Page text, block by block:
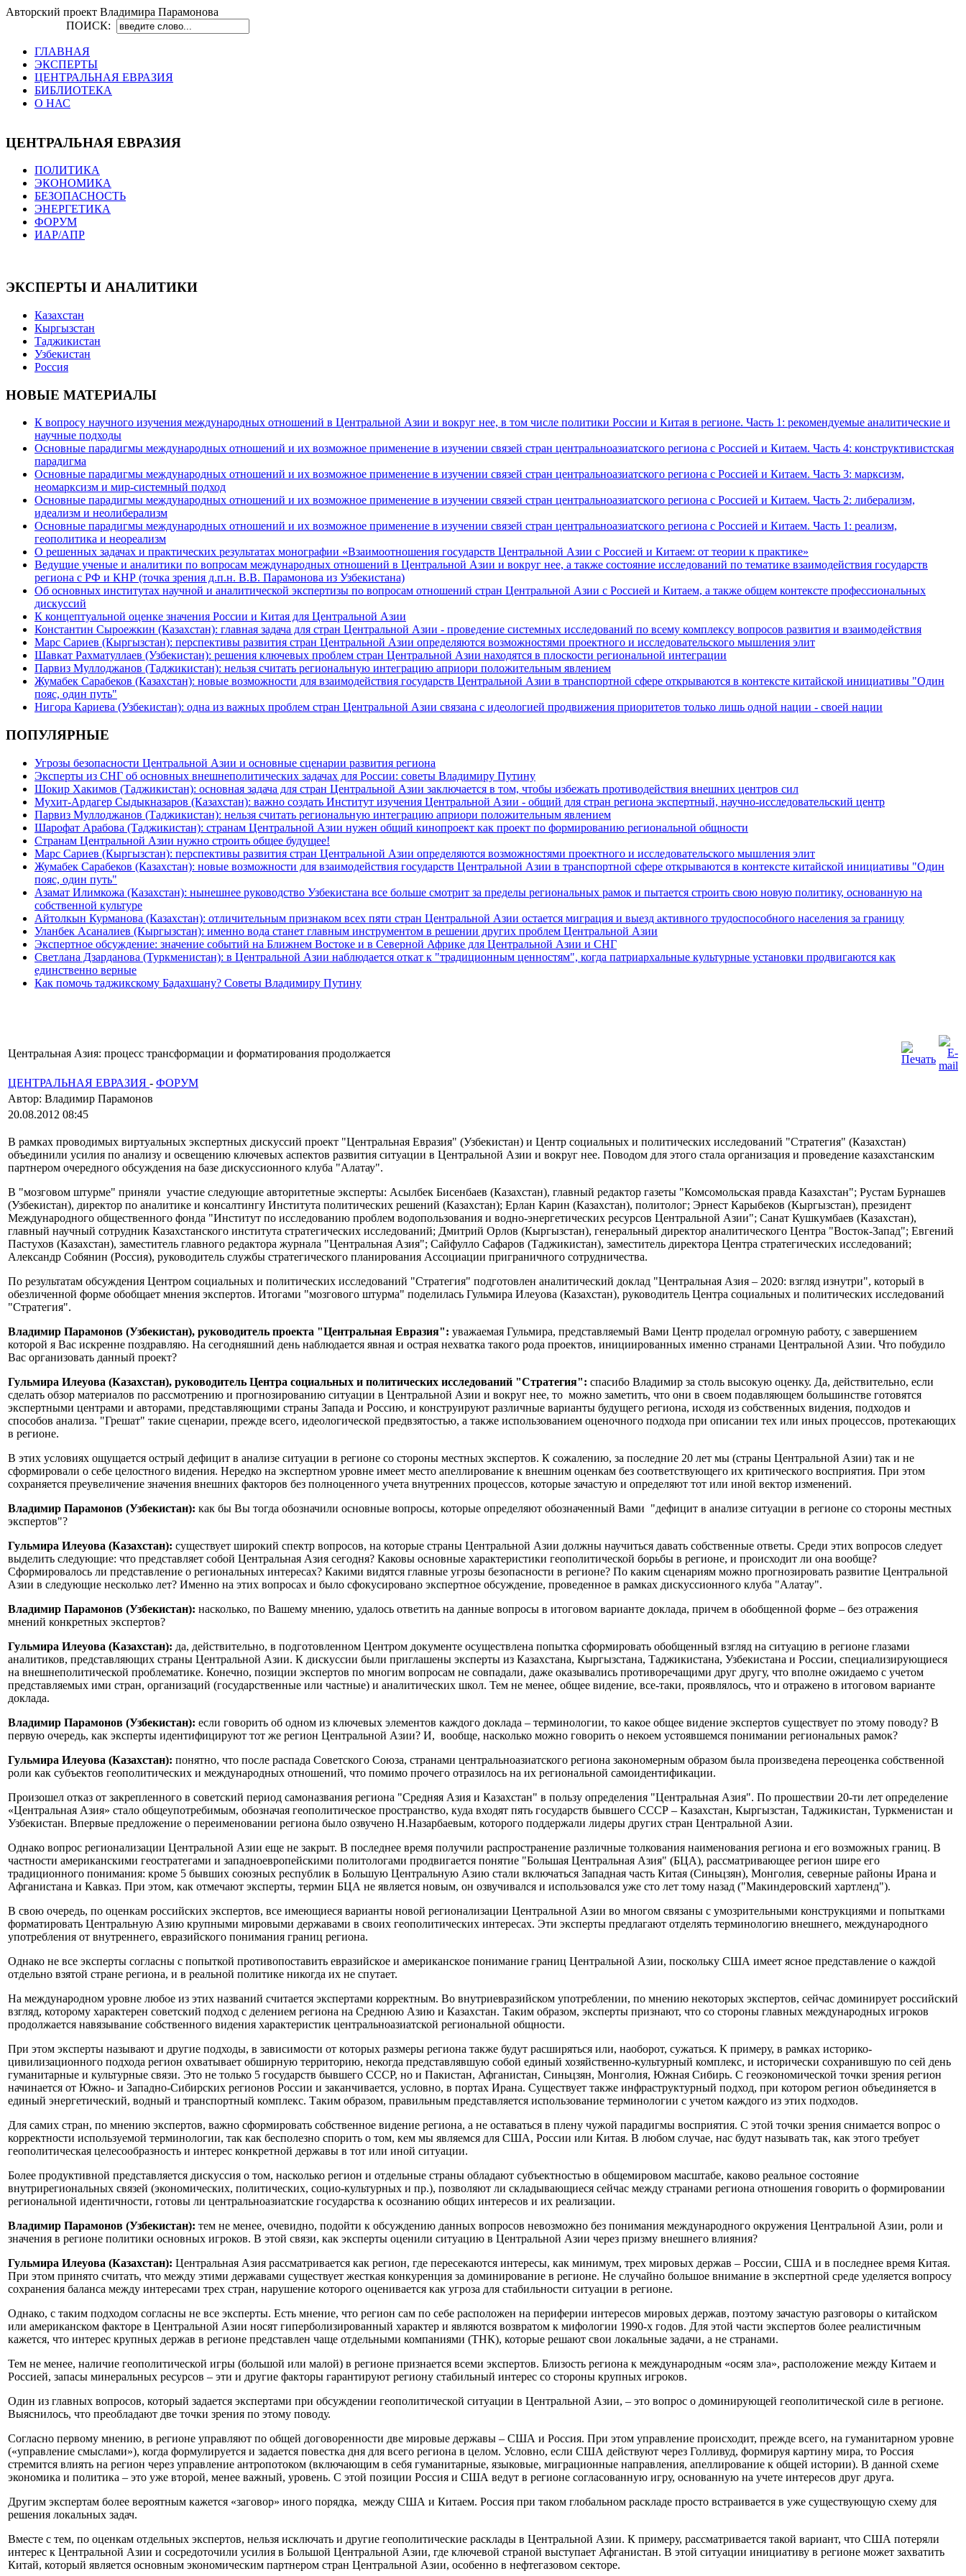
Авторский проект Владимира Парамонова
ПОИСК:
ГЛАВНАЯ
ЭКСПЕРТЫ
ЦЕНТРАЛЬНАЯ ЕВРАЗИЯ
БИБЛИОТЕКА
О НАС
ЦЕНТРАЛЬНАЯ ЕВРАЗИЯ
ПОЛИТИКА
ЭКОНОМИКА
БЕЗОПАСНОСТЬ
ЭНЕРГЕТИКА
ФОРУМ
ИАР/АПР
ЭКСПЕРТЫ И АНАЛИТИКИ
Казахстан
Кыргызстан
Таджикистан
Узбекистан
Россия
НОВЫЕ МАТЕРИАЛЫ
К вопросу научного изучения международных отношений в Центральной Азии и вокруг нее, в том числе политики России и Китая в регионе. Часть 1: рекомендуемые аналитические и
научные подходы
Основные парадигмы международных отношений и их возможное применение в изучении связей стран центральноазиатского региона с Россией и Китаем. Часть 4: конструктивистская
парадигма
Основные парадигмы международных отношений и их возможное применение в изучении связей стран центральноазиатского региона с Россией и Китаем. Часть 3: марксизм,
неомарксизм и мир-системный подход
Основные парадигмы международных отношений и их возможное применение в изучении связей стран центральноазиатского региона с Россией и Китаем. Часть 2: либерализм,
идеализм и неолиберализм
Основные парадигмы международных отношений и их возможное применение в изучении связей стран центральноазиатского региона с Россией и Китаем. Часть 1: реализм,
геополитика и неореализм
О решенных задачах и практических результатах монографии «Взаимоотношения государств Центральной Азии с Россией и Китаем: от теории к практике»
Ведущие ученые и аналитики по вопросам международных отношений в Центральной Азии и вокруг нее, а также состояние исследований по тематике взаимодействия государств
региона с РФ и КНР (точка зрения д.п.н. В.В. Парамонова из Узбекистана)
Об основных институтах научной и аналитической экспертизы по вопросам отношений стран Центральной Азии с Россией и Китаем, а также общем контексте профессиональных
дискуссий
К концептуальной оценке значения России и Китая для Центральной Азии
Константин Сыроежкин (Казахстан): главная задача для стран Центральной Азии - проведение системных исследований по всему комплексу вопросов развития и взаимодействия
Марс Сариев (Кыргызстан): перспективы развития стран Центральной Азии определяются возможностями проектного и исследовательского мышления элит
Шавкат Рахматуллаев (Узбекистан): решения ключевых проблем стран Центральной Азии находятся в плоскости региональной интеграции
Парвиз Муллоджанов (Таджикистан): нельзя считать региональную интеграцию априори положительным явлением
Жумабек Сарабеков (Казахстан): новые возможности для взаимодействия государств Центральной Азии в транспортной сфере открываются в контексте китайской инициативы "Один
пояс, один путь"
Нигора Кариева (Узбекистан): одна из важных проблем стран Центральной Азии связана с идеологией продвижения приоритетов только лишь одной нации - своей нации
ПОПУЛЯРНЫЕ
Угрозы безопасности Центральной Азии и основные сценарии развития региона
Эксперты из СНГ об основных внешнеполитических задачах для России: советы Владимиру Путину
Шокир Хакимов (Таджикистан): основная задача для стран Центральной Азии заключается в том, чтобы избежать противодействия внешних центров сил
Мухит-Ардагер Сыдыкназаров (Казахстан): важно создать Институт изучения Центральной Азии - общий для стран региона экспертный, научно-исследовательский центр
Парвиз Муллоджанов (Таджикистан): нельзя считать региональную интеграцию априори положительным явлением
Шарофат Арабова (Таджикистан): странам Центральной Азии нужен общий кинопроект как проект по формированию региональной общности
Странам Центральной Азии нужно строить общее будущее!
Марс Сариев (Кыргызстан): перспективы развития стран Центральной Азии определяются возможностями проектного и исследовательского мышления элит
Жумабек Сарабеков (Казахстан): новые возможности для взаимодействия государств Центральной Азии в транспортной сфере открываются в контексте китайской инициативы "Один
пояс, один путь"
Азамат Илимкожа (Казахстан): нынешнее руководство Узбекистана все больше смотрит за пределы региональных рамок и пытается строить свою новую политику, основанную на
собственной культуре
Айтолкын Курманова (Казахстан): отличительным признаком всех пяти стран Центральной Азии остается миграция и выезд активного трудоспособного населения за границу
Уланбек Асаналиев (Кыргызстан): именно вода станет главным инструментом в решении других проблем Центральной Азии
Экспертное обсуждение: значение событий на Ближнем Востоке и в Северной Африке для Центральной Азии и СНГ
Светлана Дзарданова (Туркменистан): в Центральной Азии наблюдается откат к "традиционным ценностям", когда патриархальные культурные установки продвигаются как
единственно верные
Как помочь таджикскому Бадахшану? Советы Владимиру Путину
Центральная Азия: процесс трансформации и форматирования продолжается
ЦЕНТРАЛЬНАЯ ЕВРАЗИЯ - ФОРУМ
Автор: Владимир Парамонов
20.08.2012 08:45
В рамках проводимых виртуальных экспертных дискуссий проект "Центральная Евразия" (Узбекистан) и Центр социальных и политических исследований "Стратегия" (Казахстан)
объединили усилия по анализу и освещению ключевых аспектов развития ситуации в Центральной Азии и вокруг нее. Поводом для этого стала организация и проведение казахстанским
партнером очередного обсуждения на базе дискуссионного клуба "Алатау".
В "мозговом штурме" приняли участие следующие авторитетные эксперты: Асылбек Бисенбаев (Казахстан), главный редактор газеты "Комсомольская правда Казахстан"; Рустам Бурнашев
(Узбекистан), директор по аналитике и консалтингу Института политических решений (Казахстан); Ерлан Карин (Казахстан), политолог; Эрнест Карыбеков (Кыргызстан), президент
Международного общественного фонда "Институт по исследованию проблем водопользования и водно-энергетических ресурсов Центральной Азии"; Санат Кушкумбаев (Казахстан),
главный научный сотрудник Казахстанского института стратегических исследований; Дмитрий Орлов (Кыргызстан), генеральный директор аналитического Центра "Восток-Запад"; Евгений
Пастухов (Казахстан), заместитель главного редактора журнала "Центральная Азия"; Сайфулло Сафаров (Таджикистан), заместитель директора Центра стратегических исследований;
Александр Собянин (Россия), руководитель службы стратегического планирования Ассоциации приграничного сотрудничества.
По результатам обсуждения Центром социальных и политических исследований "Стратегия" подготовлен аналитический доклад "Центральная Азия – 2020: взгляд изнутри", который в
обезличенной форме обобщает мнения экспертов. Итогами "мозгового штурма" поделилась Гульмира Илеуова (Казахстан), руководитель Центра социальных и политических исследований
"Стратегия".
Владимир Парамонов (Узбекистан), руководитель проекта "Центральная Евразия": уважаемая Гульмира, представляемый Вами Центр проделал огромную работу, с завершением
которой я Вас искренне поздравляю. На сегодняшний день наблюдается явная и острая нехватка такого рода проектов, инициированных именно странами Центральной Азии. Что побудило
Вас организовать данный проект?
Гульмира Илеуова (Казахстан), руководитель Центра социальных и политических исследований "Стратегия": спасибо Владимир за столь высокую оценку. Да, действительно, если
сделать обзор материалов по рассмотрению и прогнозированию ситуации в Центральной Азии и вокруг нее, то можно заметить, что они в своем подавляющем большинстве готовятся
экспертными центрами и авторами, представляющими страны Запада и Россию, и конструируют различные варианты будущего региона, исходя из собственных видения, подходов и
способов анализа. "Грешат" такие сценарии, прежде всего, идеологической предвзятостью, а также использованием оценочного подхода при описании тех или иных процессов, протекающих
в регионе.
В этих условиях ощущается острый дефицит в анализе ситуации в регионе со стороны местных экспертов. К сожалению, за последние 20 лет мы (страны Центральной Азии) так и не
сформировали о себе целостного видения. Нередко на экспертном уровне имеет место апеллирование к внешним оценкам без соответствующего их критического восприятия. При этом
сохраняется преувеличение значения внешних факторов без полноценного учета внутренних процессов, которые зачастую и определяют тот или иной вектор изменений.
Владимир Парамонов (Узбекистан): как бы Вы тогда обозначили основные вопросы, которые определяют обозначенный Вами "дефицит в анализе ситуации в регионе со стороны местных
экспертов"?
Гульмира Илеуова (Казахстан): существует широкий спектр вопросов, на которые страны Центральной Азии должны научиться давать собственные ответы. Среди этих вопросов следует
выделить следующие: что представляет собой Центральная Азия сегодня? Каковы основные характеристики геополитической борьбы в регионе, и происходит ли она вообще?
Сформировалось ли представление о региональных интересах? Какими видятся главные угрозы безопасности в регионе? По каким сценариям можно прогнозировать развитие Центральной
Азии в следующие несколько лет? Именно на этих вопросах и было сфокусировано экспертное обсуждение, проведенное в рамках дискуссионного клуба "Алатау".
Владимир Парамонов (Узбекистан): насколько, по Вашему мнению, удалось ответить на данные вопросы в итоговом варианте доклада, причем в обобщенной форме – без отражения
мнений конкретных экспертов?
Гульмира Илеуова (Казахстан): да, действительно, в подготовленном Центром документе осуществлена попытка сформировать обобщенный взгляд на ситуацию в регионе глазами
аналитиков, представляющих страны Центральной Азии. К дискуссии были приглашены эксперты из Казахстана, Кыргызстана, Таджикистана, Узбекистана и России, специализирующиеся
на внешнеполитической проблематике. Конечно, позиции экспертов по многим вопросам не совпадали, даже оказывались противоречащими друг другу, что вполне ожидаемо с учетом
представляемых ими стран, организаций (государственные или частные) и аналитических школ. Тем не менее, общее видение, все-таки, проявлялось, что и отражено в итоговом варианте
доклада.
Владимир Парамонов (Узбекистан): если говорить об одном из ключевых элементов каждого доклада – терминологии, то какое общее видение экспертов существует по этому поводу? В
первую очередь, как эксперты идентифицируют тот же регион Центральной Азии? И, вообще, насколько можно говорить о некоем устоявшемся понимании региональных рамок?
Гульмира Илеуова (Казахстан): понятно, что после распада Советского Союза, странами центральноазиатского региона закономерным образом была произведена переоценка собственной
роли как субъектов геополитических и международных отношений, что помимо прочего отразилось на их региональной самоидентификации.
Произошел отказ от закрепленного в советский период самоназвания региона "Средняя Азия и Казахстан" в пользу определения "Центральная Азия". По прошествии 20-ти лет определение
«Центральная Азия» стало общеупотребимым, обозначая геополитическое пространство, куда входят пять государств бывшего СССР – Казахстан, Кыргызстан, Таджикистан, Туркменистан и
Узбекистан. Впервые предложение о переименовании региона было озвучено Н.Назарбаевым, которого поддержали лидеры других стран Центральной Азии.
Однако вопрос регионализации Центральной Азии еще не закрыт. В последнее время получили распространение различные толкования наименования региона и его возможных границ. В
частности американскими геостратегами и западноевропейскими политологами продвигается понятие "Большая Центральная Азия" (БЦА), рассматривающее регион шире его
традиционного понимания: кроме 5 бывших союзных республик в Большую Центральную Азию стали включаться Западная часть Китая (Синьцзян), Монголия, северные районы Ирана и
Афганистана и Кавказ. При этом, как отмечают эксперты, термин БЦА не является новым, он озвучивался и использовался уже сто лет тому назад ("Макиндеровский хартленд").
В свою очередь, по оценкам российских экспертов, все имеющиеся варианты новой регионализации Центральной Азии во многом связаны с умозрительными конструкциями и попытками
форматировать Центральную Азию крупными мировыми державами в своих геополитических интересах. Эти эксперты предлагают отделять терминологию внешнего, международного
употребления от внутреннего, евразийского понимания границ региона.
Однако не все эксперты согласны с попыткой противопоставить евразийское и американское понимание границ Центральной Азии, поскольку США имеет ясное представление о каждой
отдельно взятой стране региона, и в реальной политике никогда их не спутает.
На международном уровне любое из этих названий считается экспертами корректным. Во внутриевразийском употреблении, по мнению некоторых экспертов, сейчас доминирует российский
взгляд, которому характерен советский подход с делением региона на Среднюю Азию и Казахстан. Таким образом, эксперты признают, что со стороны главных международных игроков
продолжается навязывание собственного видения характеристик центральноазиатской региональной общности.
При этом эксперты называют и другие подходы, в зависимости от которых размеры региона также будут расширяться или, наоборот, сужаться. К примеру, в рамках историко-
цивилизационного подхода регион охватывает обширную территорию, некогда представлявшую собой единый хозяйственно-культурный комплекс, и исторически сохранившую по сей день
гуманитарные и культурные связи. Это не только 5 государств бывшего СССР, но и Пакистан, Афганистан, Синьцзян, Монголия, Южная Сибирь. С геоэкономической точки зрения регион
начинается от Южно- и Западно-Сибирских регионов России и заканчивается, условно, в портах Ирана. Существует также инфраструктурный подход, при котором регион объединяется в
единый энергетический, водный и транспортный комплекс. Таким образом, правильным представляется использование терминологии с учетом каждого из этих подходов.
Для самих стран, по мнению экспертов, важно сформировать собственное видение региона, а не оставаться в плену чужой парадигмы восприятия. С этой точки зрения снимается вопрос о
корректности используемой терминологии, так как бесполезно спорить о том, кем мы являемся для США, России или Китая. В любом случае, нас будут называть так, как этого требует
геополитическая целесообразность и интерес конкретной державы в тот или иной ситуации.
Более продуктивной представляется дискуссия о том, насколько регион и отдельные страны обладают субъектностью в общемировом масштабе, каково реальное состояние
внутрирегиональных связей (экономических, политических, социо-культурных и пр.), позволяют ли складывающиеся сейчас между странами региона отношения говорить о формировании
региональной идентичности, готовы ли центральноазиатские государства к осознанию общих интересов и их реализации.
Владимир Парамонов (Узбекистан): тем не менее, очевидно, подойти к обсуждению данных вопросов невозможно без понимания международного окружения Центральной Азии, роли и
значения в регионе политики основных игроков. В этой связи, как эксперты оценили ситуацию в Центральной Азии через призму внешнего влияния?
Гульмира Илеуова (Казахстан): Центральная Азия рассматривается как регион, где пересекаются интересы, как минимум, трех мировых держав – России, США и в последнее время Китая.
При этом принято считать, что между этими державами существует жесткая конкуренция за доминирование в регионе. Не случайно большое внимание в экспертной среде уделяется вопросу
сохранения баланса между интересами трех стран, нарушение которого оценивается как угроза для стабильности ситуации в регионе.
Однако, с таким подходом согласны не все эксперты. Есть мнение, что регион сам по себе расположен на периферии интересов мировых держав, поэтому зачастую разговоры о китайском
или американском факторе в Центральной Азии носят гиперболизированный характер и являются возвратом к мифологии 1990-х годов. Для этой части экспертов более реалистичным
кажется, что интерес крупных держав в регионе представлен чаще отдельными компаниями (ТНК), которые решают свои локальные задачи, а не странами.
Тем не менее, наличие геополитической игры (большой или малой) в регионе признается всеми экспертов. Близость региона к международным «осям зла», расположение между Китаем и
Россией, запасы минеральных ресурсов – эти и другие факторы гарантируют региону стабильный интерес со стороны крупных игроков.
Один из главных вопросов, который задается экспертами при обсуждении геополитической ситуации в Центральной Азии, – это вопрос о доминирующей геополитической силе в регионе.
Выяснилось, что преобладают две точки зрения по этому поводу.
Согласно первому мнению, в регионе управляют по общей договоренности две мировые державы – США и Россия. При этом управление происходит, прежде всего, на гуманитарном уровне
(«управление смыслами»), когда формулируется и задается повестка дня для всего региона в целом. Условно, если США действуют через Голливуд, формируя картину мира, то Россия
стремится влиять на регион через управление антропотоком (включающим в себя гуманитарные, языковые, миграционные направления, апеллирование к общей истории). В данной схеме
экономика и политика – это уже второй, менее важный, уровень. С этой позиции Россия и США ведут в регионе согласованную игру, основанную на учете интересов друг друга.
Другим экспертам более вероятным кажется «заговор» иного порядка, между США и Китаем. Россия при таком глобальном раскладе просто встраивается в уже существующую схему для
решения локальных задач.
Вместе с тем, по оценкам отдельных экспертов, нельзя исключать и другие геополитические расклады в Центральной Азии. К примеру, рассматривается такой вариант, что США потеряли
интерес к Центральной Азии и сосредоточили усилия в Большой Центральной Азии, где ключевой страной выступает Афганистан. В этой ситуации инициативу в регионе может захватить
Китай, который является основным экономическим партнером стран Центральной Азии, особенно в нефтегазовом секторе.